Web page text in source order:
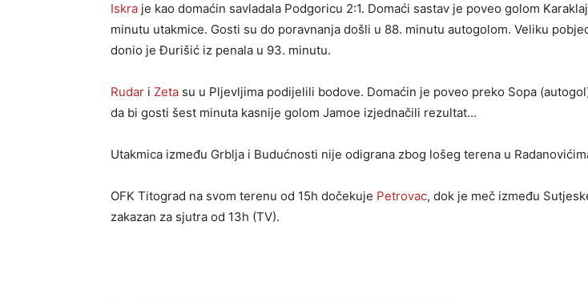
Iskra je kao domaćin savladala Podgoricu 2:1. Domaći sastav je poveo golom
minutu utakmice. Gosti su do poravnanja došli u 88. minutu autogolom. Veliku
donio je Đurišić iz penala u 93. minutu.
Rudar i Zeta su u Pljevljima podijelili bodove. Domaćin je poveo preko Sopa
da bi gosti šest minuta kasnije golom Jamoe izjednačili rezultat…
Utakmica između Grblja i Budućnosti nije odigrana zbog lošeg terena u
OFK Titograd na svom terenu od 15h dočekuje Petrovac, dok je meč između
zakazan za sjutra od 13h (TV).